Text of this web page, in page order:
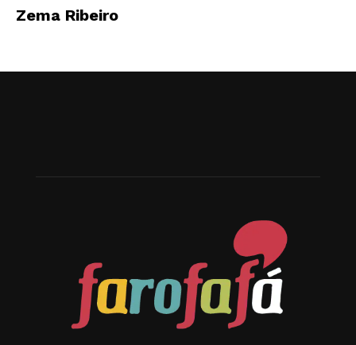
Zema Ribeiro